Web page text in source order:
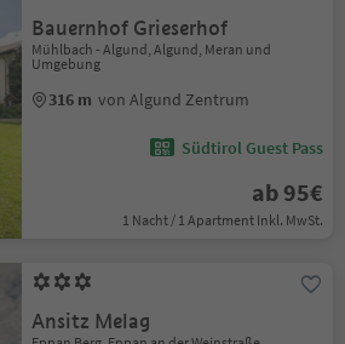
Bauernhof Grieserhof
Mühlbach - Algund, Algund, Meran und
Umgebung
316 m von Algund Zentrum
Südtirol Guest Pass
ab 95€
1 Nacht / 1 Apartment Inkl. MwSt.
Ansitz Melag